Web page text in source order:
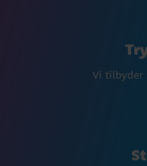
Vi tilbyder